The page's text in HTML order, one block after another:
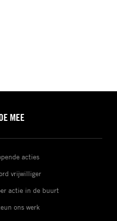
MEE
acties
vrijwilliger
actie in de buurt
ons werk